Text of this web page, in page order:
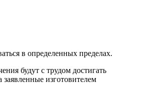
в определенных пределах.
будут с трудом достигать
изготовителем